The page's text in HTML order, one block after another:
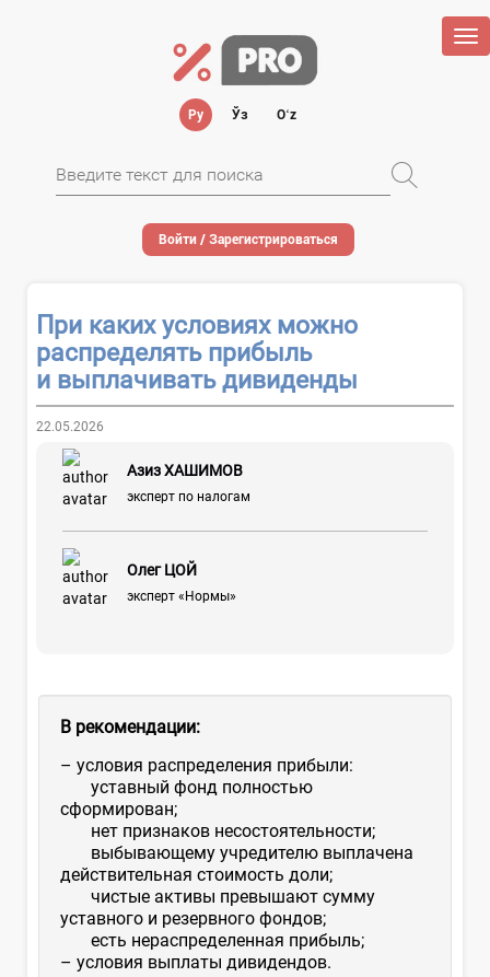
Ру Ўз Oʻz
Войти / Зарегистрироваться
При каких условиях можно
распределять прибыль
и выплачивать дивиденды
22.05.2026
Азиз ХАШИМОВ
эксперт по налогам
Олег ЦОЙ
эксперт «Нормы»
В рекомендации:
– условия распределения прибыли:
уставный фонд полностью
сформирован;
нет признаков несостоятельности;
выбывающему учредителю выплачена
действительная стоимость доли;
чистые активы превышают сумму
уставного и резервного фондов;
есть нераспределенная прибыль;
– условия выплаты дивидендов.